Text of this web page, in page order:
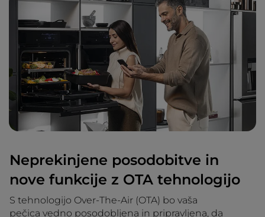
Neprekinjene posodobitve in
nove funkcije z OTA tehnologijo
S tehnologijo Over-The-Air (OTA) bo vaša
pečica vedno posodobljena in pripravljena, da